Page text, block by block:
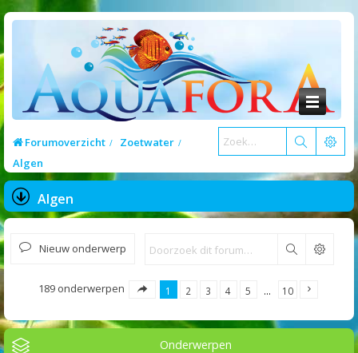
Forumoverzicht
Zoetwater
Algen
Algen
Nieuw onderwerp Zoek
189 onderwerpen 1 2 3 4 5 … 10
Onderwerpen